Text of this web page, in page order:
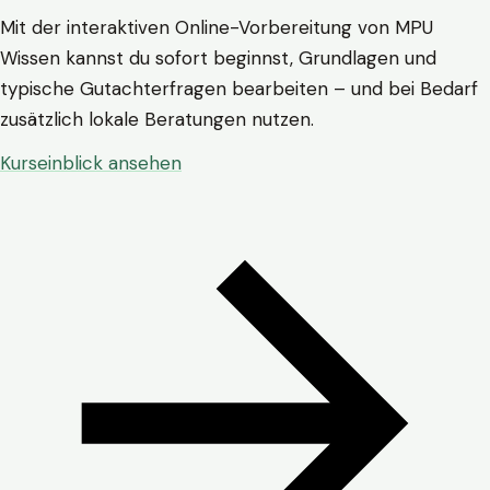
Mit der interaktiven Online-Vorbereitung von MPU
Wissen kannst du sofort beginnst, Grundlagen und
typische Gutachterfragen bearbeiten – und bei Bedarf
zusätzlich lokale Beratungen nutzen.
Kurseinblick ansehen